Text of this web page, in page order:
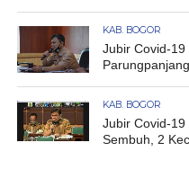
KAB. BOGOR
Jubir Covid-19
KAB. BOGOR
Jubir Covid-19
Sembuh, 2